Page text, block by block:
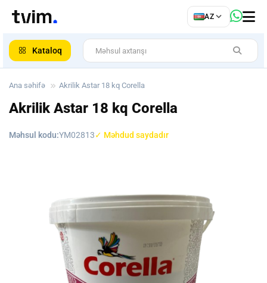
AZ
Kataloq
Ana səhifə Akrilik Astar 18 kq Corella
Akrilik Astar 18 kq Corella
Məhsul kodu:YM02813✓ Məhdud saydadır